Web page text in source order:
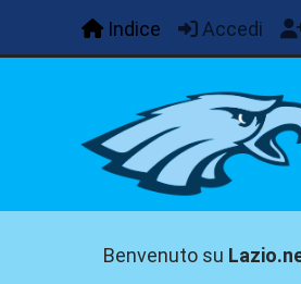
Indice Accedi
Benvenuto su